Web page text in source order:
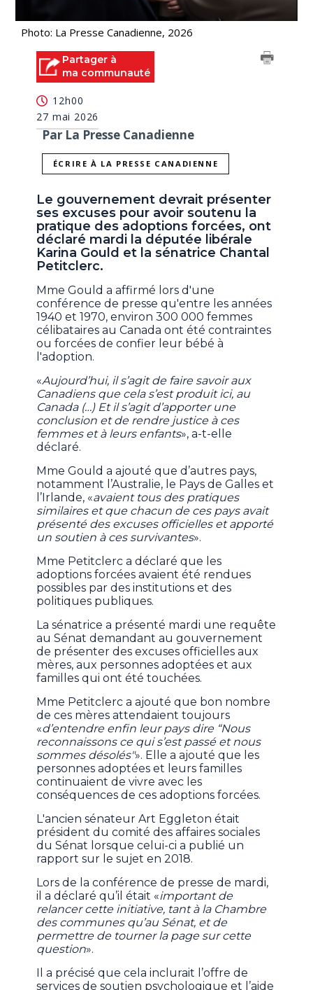
Photo: La Presse Canadienne, 2026
Partager à
ma communauté
12h00
27 mai 2026
Par La Presse Canadienne
ÉCRIRE À LA PRESSE CANADIENNE
Le gouvernement devrait présenter
ses excuses pour avoir soutenu la
pratique des adoptions forcées, ont
déclaré mardi la députée libérale
Karina Gould et la sénatrice Chantal
Petitclerc.
Mme Gould a affirmé lors d'une
conférence de presse qu'entre les années
1940 et 1970, environ 300 000 femmes
célibataires au Canada ont été contraintes
ou forcées de confier leur bébé à
l'adoption.
«Aujourd’hui, il s’agit de faire savoir aux
Canadiens que cela s’est produit ici, au
Canada (…) Et il s’agit d’apporter une
conclusion et de rendre justice à ces
femmes et à leurs enfants», a-t-elle
déclaré.
Mme Gould a ajouté que d’autres pays,
notamment l’Australie, le Pays de Galles et
l’Irlande, «avaient tous des pratiques
similaires et que chacun de ces pays avait
présenté des excuses officielles et apporté
un soutien à ces survivantes».
Mme Petitclerc a déclaré que les
adoptions forcées avaient été rendues
possibles par des institutions et des
politiques publiques.
La sénatrice a présenté mardi une requête
au Sénat demandant au gouvernement
de présenter des excuses officielles aux
mères, aux personnes adoptées et aux
familles qui ont été touchées.
Mme Petitclerc a ajouté que bon nombre
de ces mères attendaient toujours
«d’entendre enfin leur pays dire “Nous
reconnaissons ce qui s’est passé et nous
sommes désolés"». Elle a ajouté que les
personnes adoptées et leurs familles
continuaient de vivre avec les
conséquences de ces adoptions forcées.
L'ancien sénateur Art Eggleton était
président du comité des affaires sociales
du Sénat lorsque celui-ci a publié un
rapport sur le sujet en 2018.
Lors de la conférence de presse de mardi,
il a déclaré qu’il était «important de
relancer cette initiative, tant à la Chambre
des communes qu’au Sénat, et de
permettre de tourner la page sur cette
question».
Il a précisé que cela inclurait l’offre de
services de soutien psychologique et l’aide